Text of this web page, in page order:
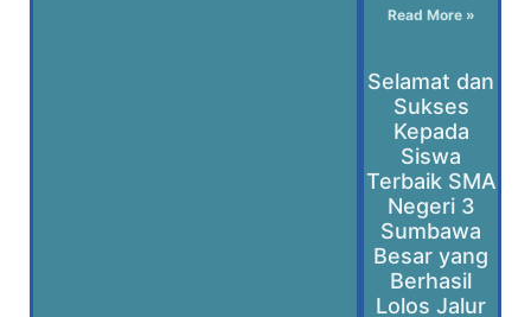
Read More »
Selamat dan
Sukses
Kepada
Siswa
Terbaik SMA
Negeri 3
Sumbawa
Besar yang
Berhasil
Lolos Jalur